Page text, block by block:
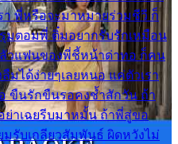
า พี่หรือจะมาหมายร่วมชีวี ก็
มตอมพี่ ติ๋มอยากรับรักเหมือน
วแฟนของพี่ชี้หน้าด่าทอ ก็คน
ได้ง่ายๆเลยหนอ แค่ตัวเรา
ขืนรักขืนรอคงช้ำสักวัน ถ้า
ย่าเฉยรีบมาหมั้น ถ้าพี่สู่ขอ
มรับเกลียวสัมพันธ์ ผิดหวังไม่